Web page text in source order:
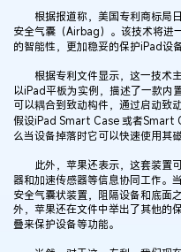
根据报道称，美国专利商标局
安全气囊（Airbag）。该技术将
的智能性，更加稳妥的保护iPad设
根据专利文件显示，这一技术主
以iPad平板为实例，描述了一款内
可以耦合到致动构件，通过启动致
假设iPad Smart Case 或者Smart
么当设备掉落时它可以快速使用其
此外，苹果还表示，这套装置可
器和加速传感器等信息协同工作。
安全气囊状装置，阻隔设备和底面
外，苹果还在文件中举出了其他的
叠来保护设备等功能。